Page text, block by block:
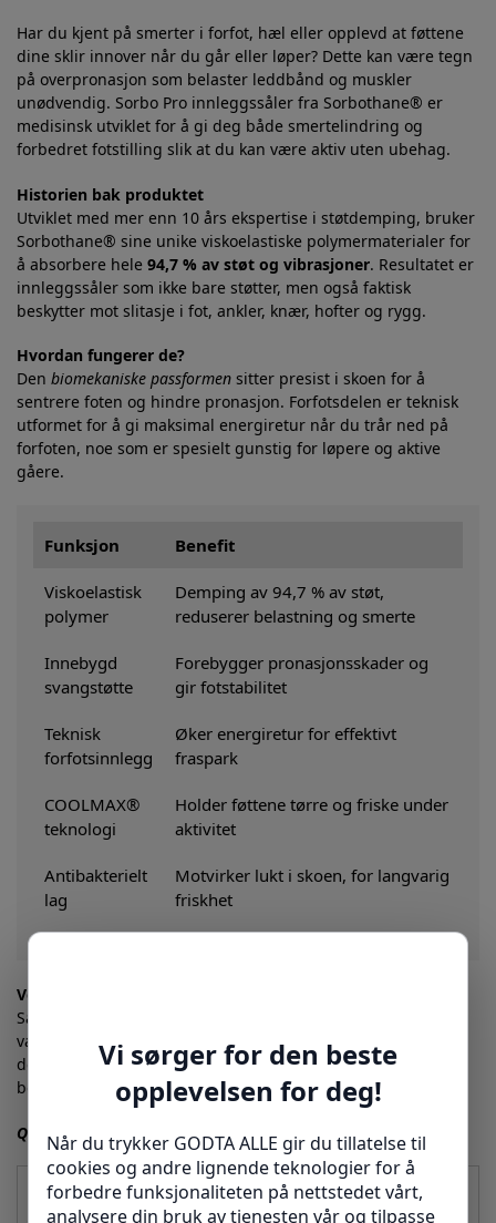
Har du kjent på smerter i forfot, hæl eller opplevd at føttene
dine sklir innover når du går eller løper? Dette kan være tegn
på overpronasjon som belaster leddbånd og muskler
unødvendig. Sorbo Pro innleggssåler fra Sorbothane® er
medisinsk utviklet for å gi deg både smertelindring og
forbedret fotstilling slik at du kan være aktiv uten ubehag.
Historien bak produktet
Utviklet med mer enn 10 års ekspertise i støtdemping, bruker
Sorbothane® sine unike viskoelastiske polymermaterialer for
å absorbere hele 94,7 % av støt og vibrasjoner. Resultatet er
innleggssåler som ikke bare støtter, men også faktisk
beskytter mot slitasje i fot, ankler, knær, hofter og rygg.
Hvordan fungerer de?
Den biomekaniske passformen sitter presist i skoen for å
sentrere foten og hindre pronasjon. Forfotsdelen er teknisk
utformet for å gi maksimal energiretur når du trår ned på
forfoten, noe som er spesielt gunstig for løpere og aktive
gåere.
Funksjon Benefit
Viskoelastisk
polymer
Demping av 94,7 % av støt,
reduserer belastning og smerte
Innebygd
svangstøtte
Forebygger pronasjonsskader og
gir fotstabilitet
Teknisk
forfotsinnlegg
Øker energiretur for effektivt
fraspark
COOLMAX®
teknologi
Holder føttene tørre og friske under
aktivitet
Antibakterielt
lag
Motvirker lukt i skoen, for langvarig
friskhet
Vedlikehold og holdbarhet
Sålen kan enkelt rengjøres med lunkent vann – unngå
varmekilder som radiator eller hårføner da disse kan skade
den sensitive støtdempende strukturen. Lufttørk sålene for
best resultat og lang levetid.
Q&A – Dine vanligste spørsmål besvart
Kan jeg bruke disse innleggssålene i vanlige sko?
Ja, de passer i de fleste hverdags- og sportssko, og kan